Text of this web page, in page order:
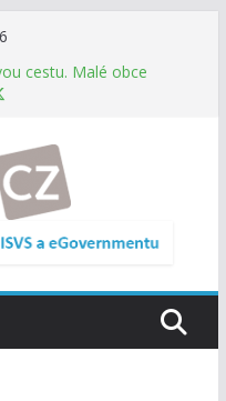
po ruce. SMS ČR spouští
cestu. Malé obce
služeb
dlouhodobého řízení
plném provozu
a řízení ICT
jednání